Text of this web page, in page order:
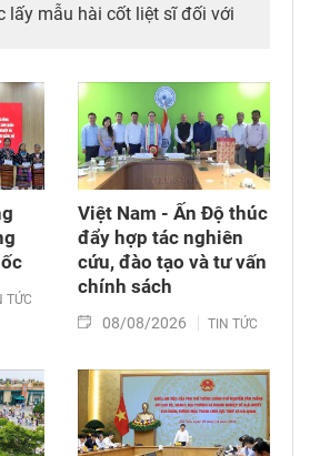
lấy mẫu hài cốt liệt sĩ đối với
cán bộ, chiến sĩ tham gia
tại đây.
TỨC
Việt Nam - Ấn Độ thúc
đẩy hợp tác nghiên
cứu, đào tạo và tư vấn
chính sách
08/08/2026 TIN TỨC